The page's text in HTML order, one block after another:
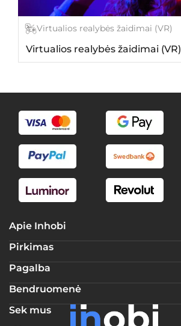
Virtualios realybės žaidimai (VR)
Virtualios realybės žaidimai (VR)
Apie Inhobi
Pirkimas
Pagalba
Bendruomenė
Sek mus